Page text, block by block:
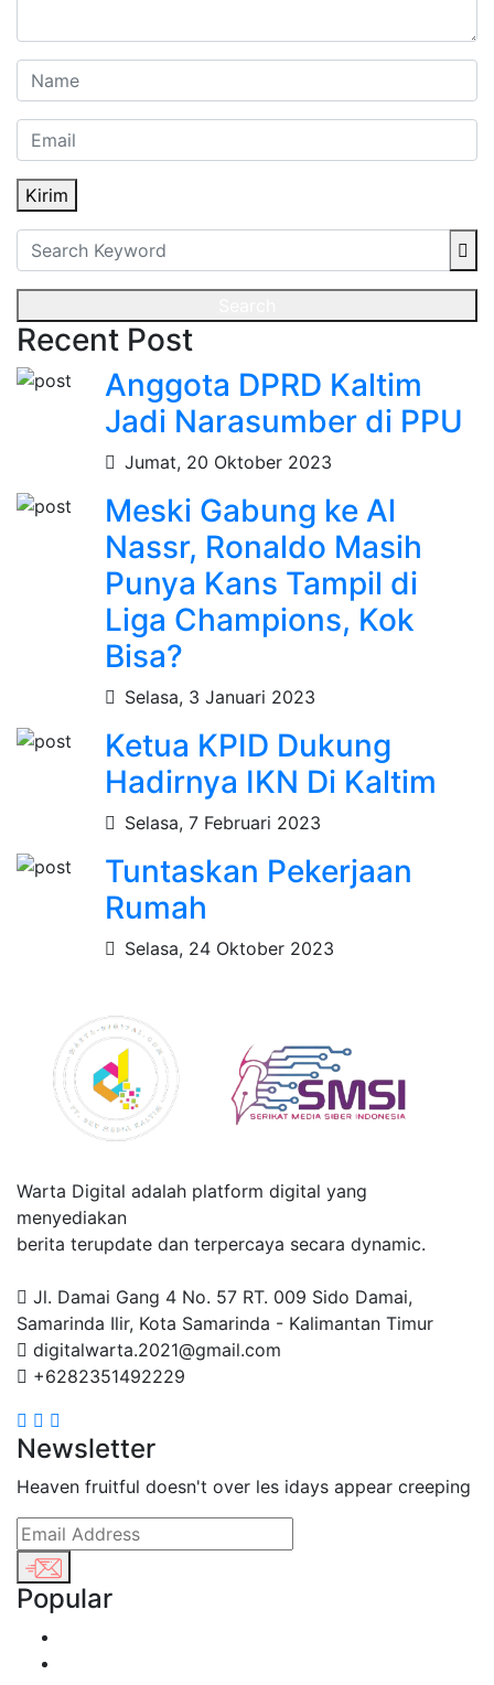
Kirim
Recent Post
Anggota DPRD Kaltim
Jadi Narasumber di PPU
Jumat, 20 Oktober 2023
Meski Gabung ke Al
Nassr, Ronaldo Masih
Punya Kans Tampil di
Liga Champions, Kok
Bisa?
Selasa, 3 Januari 2023
Ketua KPID Dukung
Hadirnya IKN Di Kaltim
Selasa, 7 Februari 2023
Tuntaskan Pekerjaan
Rumah
Selasa, 24 Oktober 2023
Warta Digital adalah platform digital yang
menyediakan
berita terupdate dan terpercaya secara dynamic.
Jl. Damai Gang 4 No. 57 RT. 009 Sido Damai,
Samarinda Ilir, Kota Samarinda - Kalimantan Timur
digitalwarta.2021@gmail.com
+6282351492229
Newsletter
Heaven fruitful doesn't over les idays appear creeping
Popular